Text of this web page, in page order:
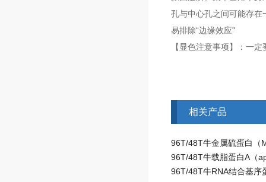
孔与中心孔之间可能存
易排除“边缘效应"
【显色注意事项】：一
相关产品